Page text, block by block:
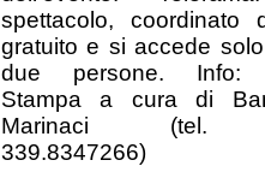
spettacolo,
gratuito e si accede
due persone. Info:
Stampa a cura di
Marinaci (tel.
339.8347266)